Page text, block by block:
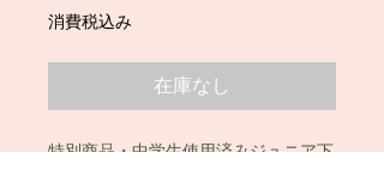
格
消費税込み
在庫なし
特別商品・中学生使用済みジュニア下